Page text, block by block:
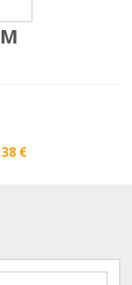
38 €